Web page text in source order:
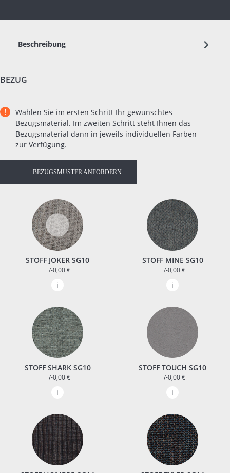
Beschreibung
BEZUG
Wählen Sie im ersten Schritt Ihr gewünschtes
Bezugsmaterial. Im zweiten Schritt steht Ihnen das
Bezugsmaterial dann in jeweils individuellen Farben
zur Verfügung.
BEZUGSMUSTER ANFORDERN
STOFF JOKER SG10
+/-0,00 €
STOFF MINE SG10
+/-0,00 €
STOFF SHARK SG10
+/-0,00 €
STOFF TOUCH SG10
+/-0,00 €